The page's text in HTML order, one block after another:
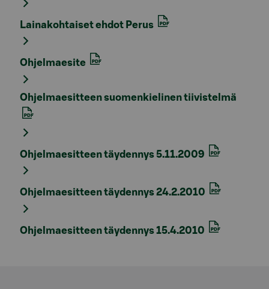
Lainakohtaiset ehdot Perus
Ohjelmaesite
Ohjelmaesitteen suomenkielinen tiivistelmä
Ohjelmaesitteen täydennys 5.11.2009
Ohjelmaesitteen täydennys 24.2.2010
Ohjelmaesitteen täydennys 15.4.2010